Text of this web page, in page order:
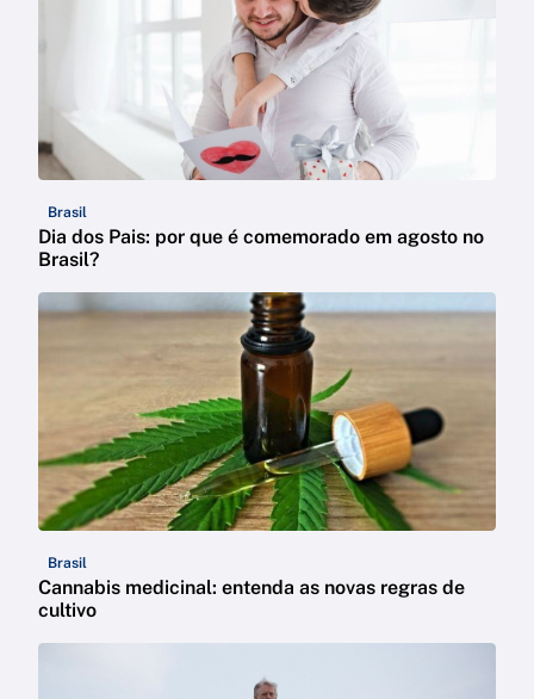
Brasil
Dia dos Pais: por que é comemorado em agosto no
Brasil?
Brasil
Cannabis medicinal: entenda as novas regras de
cultivo